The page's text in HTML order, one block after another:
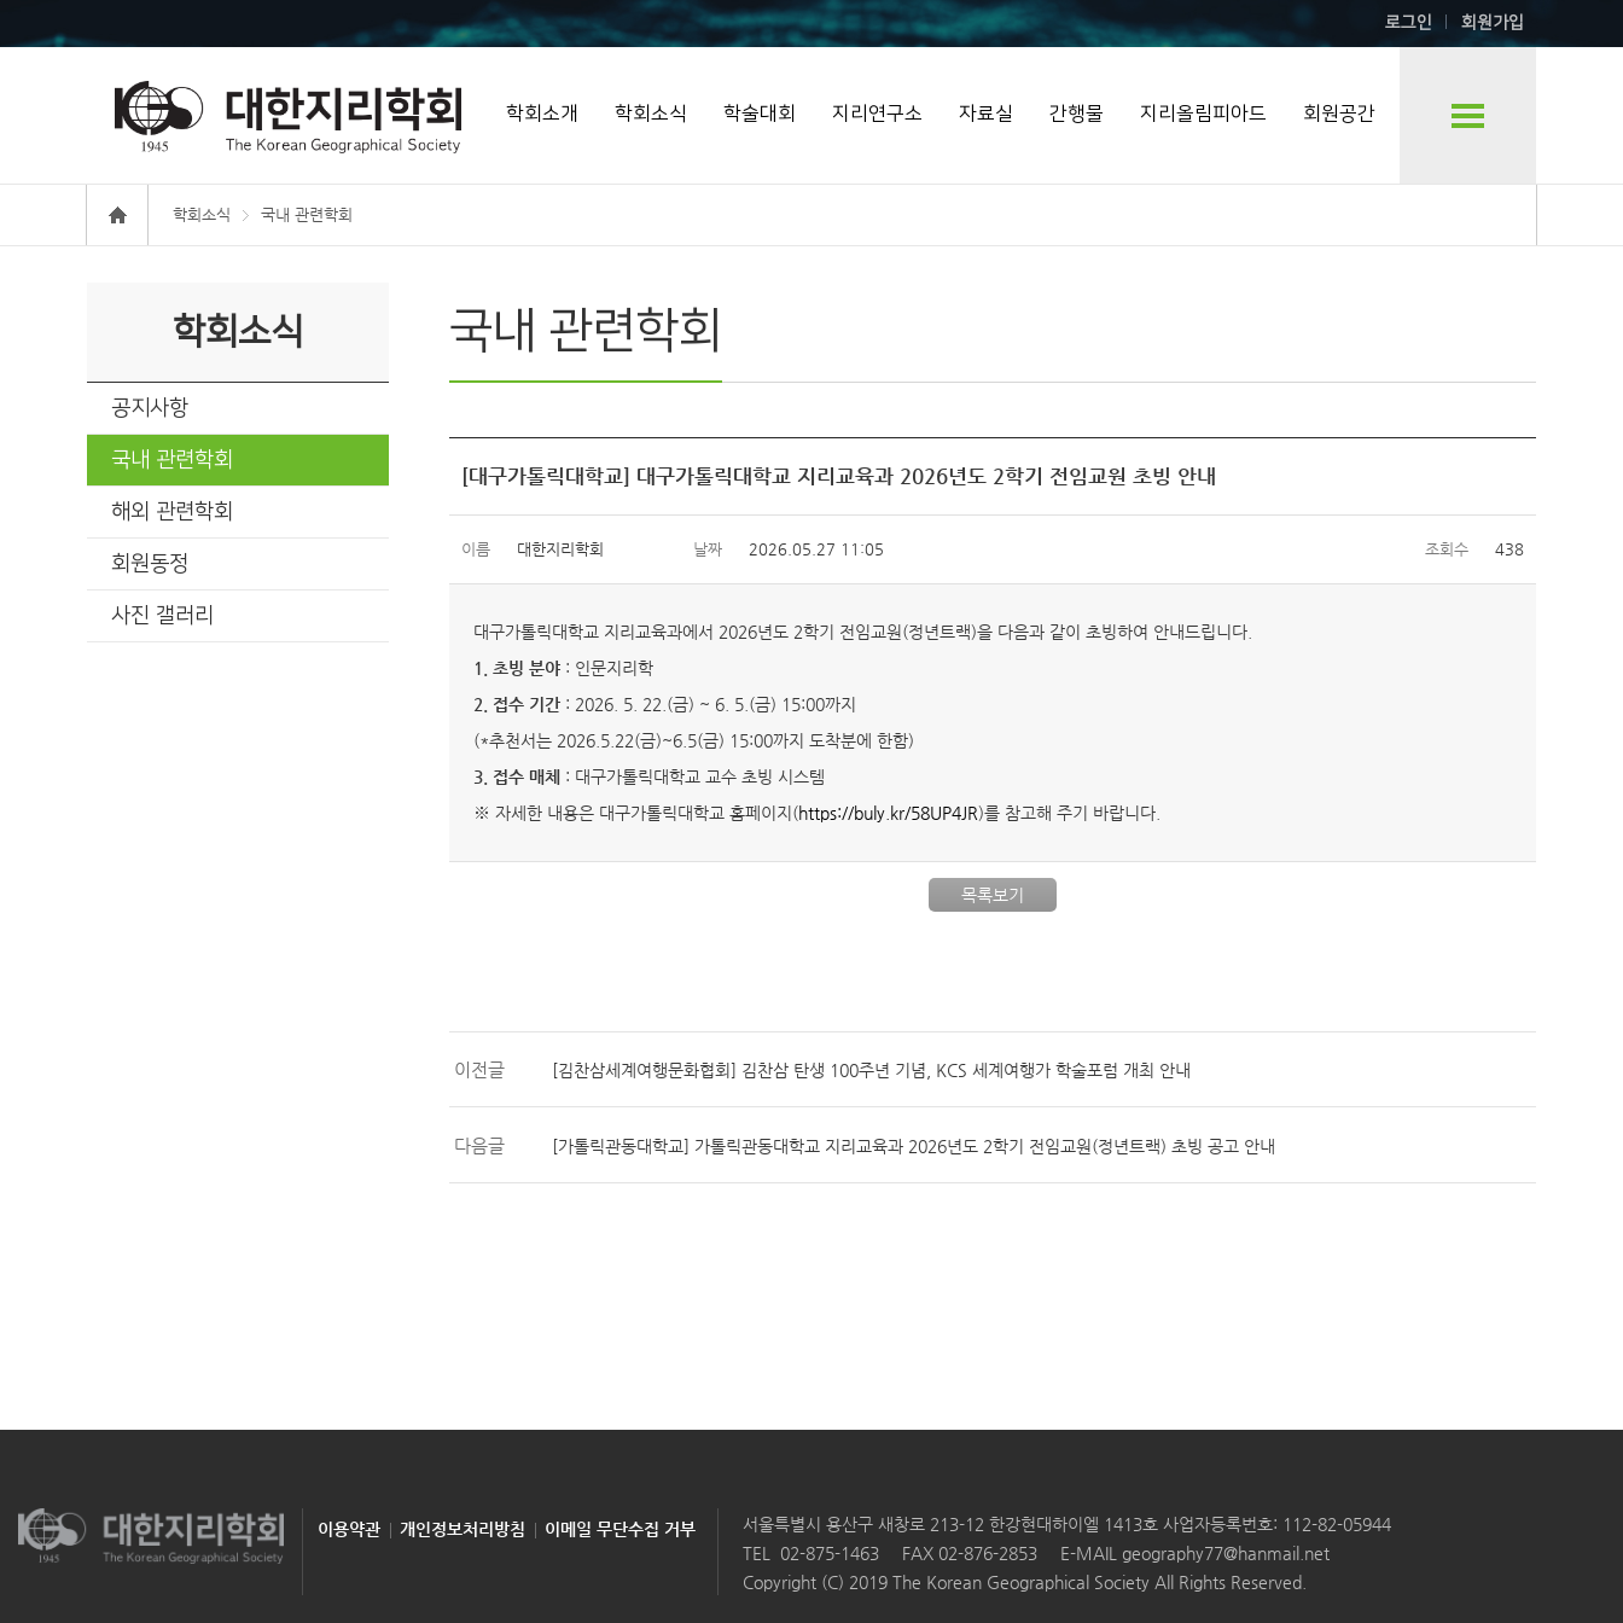
로그인 회원가입
학회소개 학회소식 학술대회 지리연구소 자료실 간행물 지리올림피아드 회원공간
학회소식 국내 관련학회
학회소식
공지사항
국내 관련학회
해외 관련학회
회원동정
사진 갤러리
국내 관련학회
[대구가톨릭대학교] 대구가톨릭대학교 지리교육과 2026년도 2학기 전임교원 초빙 안내
이름 대한지리학회 날짜 2026.05.27 11:05 조회수 438
대구가톨릭대학교 지리교육과에서 2026년도 2학기 전임교원(정년트랙)을 다음과 같이 초빙하여 안내드립니다.
1. 초빙 분야 : 인문지리학
2. 접수 기간 : 2026. 5. 22.(금) ~ 6. 5.(금) 15:00까지
(*추천서는 2026.5.22(금)~6.5(금) 15:00까지 도착분에 한함)
3. 접수 매체
: 대구가톨릭대학교 교수 초빙 시스템
※ 자세한 내용은 대구가톨릭대학교 홈페이지(https://buly.kr/58UP4JR)를 참고해 주기 바랍니다.
목록보기
이전글 [김찬삼세계여행문화협회] 김찬삼 탄생 100주년 기념, KCS 세계여행가 학술포럼 개최 안내
다음글 [가톨릭관동대학교] 가톨릭관동대학교 지리교육과 2026년도 2학기 전임교원(정년트랙) 초빙 공고 안내
이용약관 개인정보처리방침 이메일 무단수집 거부 서울특별시 용산구 새창로 213-12 한강현대하이엘 1413호 사업자등록번호: 112-82-05944
TEL 02-875-1463 FAX 02-876-2853 E-MAIL geography77@hanmail.net
Copyright (C) 2019 The Korean Geographical Society All Rights Reserved.